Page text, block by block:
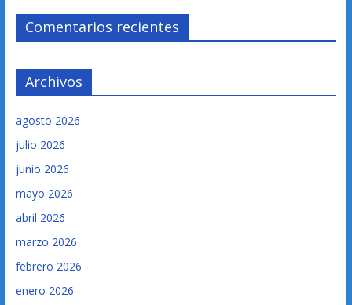
Comentarios recientes
Archivos
agosto 2026
julio 2026
junio 2026
mayo 2026
abril 2026
marzo 2026
febrero 2026
enero 2026